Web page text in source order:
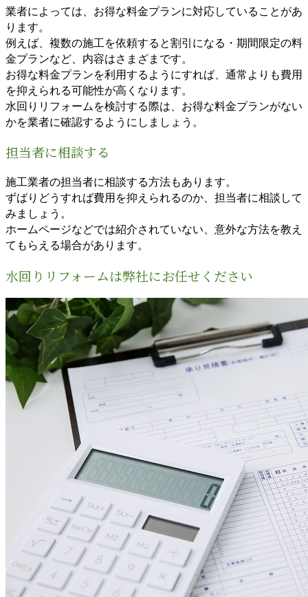
業者によっては、お得な料金プランに対応していることがあ
ります。
例えば、複数の施工を依頼すると割引になる・期間限定の料
金プランなど、内容はさまざまです。
お得な料金プランを利用するようにすれば、通常よりも費用
を抑えられる可能性が高くなります。
水回りリフォームを検討する際は、お得な料金プランがない
かを業者に確認するようにしましょう。
担当者に相談する
施工業者の担当者に相談する方法もあります。
ずばりどうすれば費用を抑えられるのか、担当者に相談して
みましょう。
ホームページなどでは紹介されていない、意外な方法を教え
てもらえる場合があります。
水回りリフォームは弊社にお任せください